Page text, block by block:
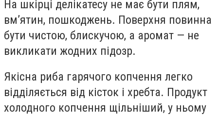
На шкірці делікатесу не має бути плям,
вм’ятин, пошкоджень. Поверхня повинна
бути чистою, блискучою, а аромат — не
викликати жодних підозр.
Якісна риба гарячого копчення легко
відділяється від кісток і хребта. Продукт
холодного копчення щільніший, у ньому